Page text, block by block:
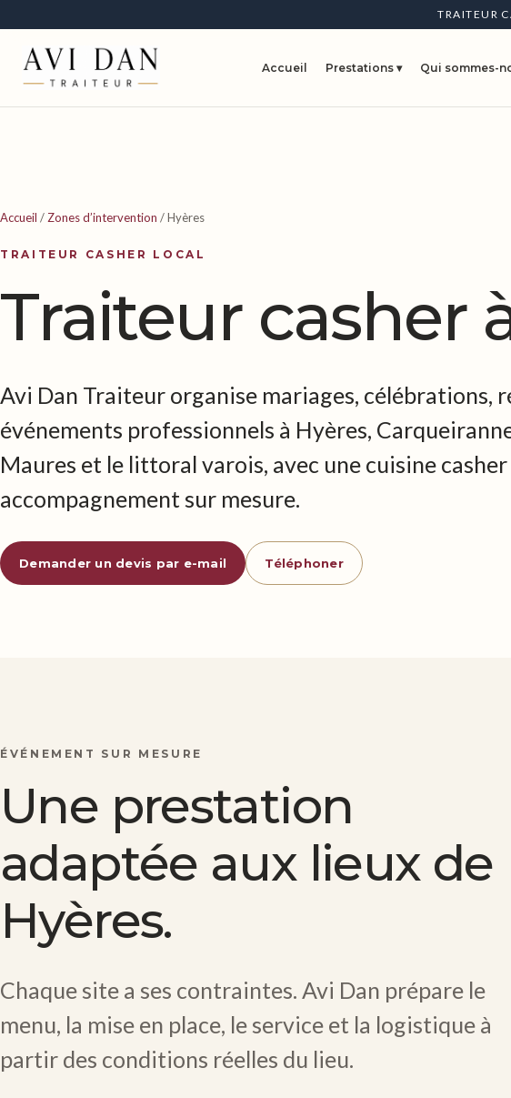
TRAITEUR
Accueil Prestations ▾ Qui sommes-
Accueil / Zones d’intervention /Hyères
TRAITEUR CASHER LOCAL
Traiteur casher
Avi Dan Traiteur organise mariages, célébrations,
événements professionnels à Hyères,
Maures et le littoral varois, avec une cuisine
accompagnement sur mesure.
Demander un devis par e-mail Téléphoner
ÉVÉNEMENT SUR MESURE
Une prestation
adaptée aux lieux de
Hyères.
Chaque site a ses contraintes. Avi Dan prépare le
menu, la mise en place, le service et la logistique à
partir des conditions réelles du lieu.